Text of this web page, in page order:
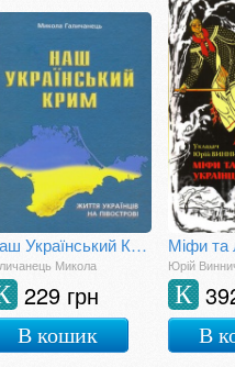
Наш Український Крим. Життя українців на півострові
Микола
229 грн
В кошик
Юрій
К
В